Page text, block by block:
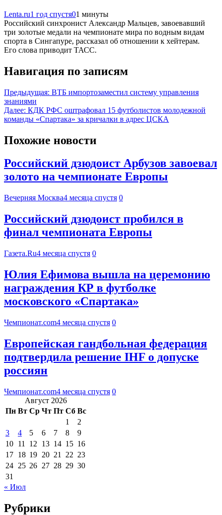
Lenta.ru1 год спустя01 минуты
Российский синхронист Александр Мальцев, завоевавший
три золотые медали на чемпионате мира по водным видам
спорта в Сингапуре, рассказал об отношении к хейтерам.
Его слова приводит ТАСС.
Навигация по записям
Предыдущая: ВТБ импортозаместил систему управления
знаниями
Далее: КДК РФС оштрафовал 15 футболистов молодежной
команды «Спартака» за кричалки в адрес ЦСКА
Похожие новости
Российский дзюдоист Арбузов завоевал
золото на чемпионате Европы
Вечерняя Москва4 месяца спустя 0
Российский дзюдоист пробился в
финал чемпионата Европы
Газета.Ru4 месяца спустя 0
Юлия Ефимова вышла на церемонию
награждения КР в футболке
московского «Спартака»
Чемпионат.com4 месяца спустя 0
Европейская гандбольная федерация
подтвердила решение IHF о допуске
россиян
Чемпионат.com4 месяца спустя 0
Август 2026
Пн Вт Ср Чт Пт Сб Вс
1
2
3
4 5 6 7 8
9
10 11 12 13 14 15 16
17 18 19 20 21 22 23
24 25 26 27 28 29 30
31
« Июл
Рубрики